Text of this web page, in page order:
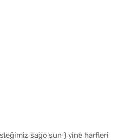
sağolsun ) yine harfleri